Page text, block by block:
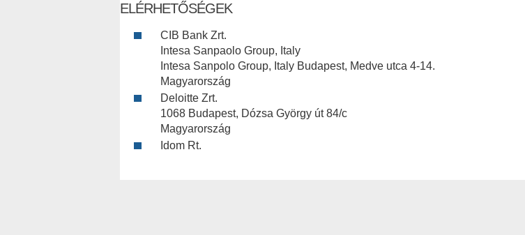
ELÉRHETŐSÉGEK
CIB Bank Zrt.
Intesa Sanpaolo Group, Italy
Intesa Sanpolo Group, Italy Budapest, Medve utca 4-14.
Magyarország
Deloitte Zrt.
1068 Budapest, Dózsa György út 84/c
Magyarország
Idom Rt.